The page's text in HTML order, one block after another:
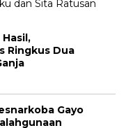
Ringkus Dua
Gayo